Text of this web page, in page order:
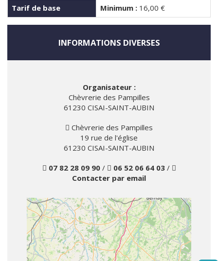
Tarif de base Minimum : 16,00 €
INFORMATIONS DIVERSES
Organisateur :
Chèvrerie des Pampilles
61230 CISAI-SAINT-AUBIN
Chèvrerie des Pampilles
19 rue de l'église
61230 CISAI-SAINT-AUBIN
07 82 28 09 90/ 06 52 06 64 03/
Contacter par email